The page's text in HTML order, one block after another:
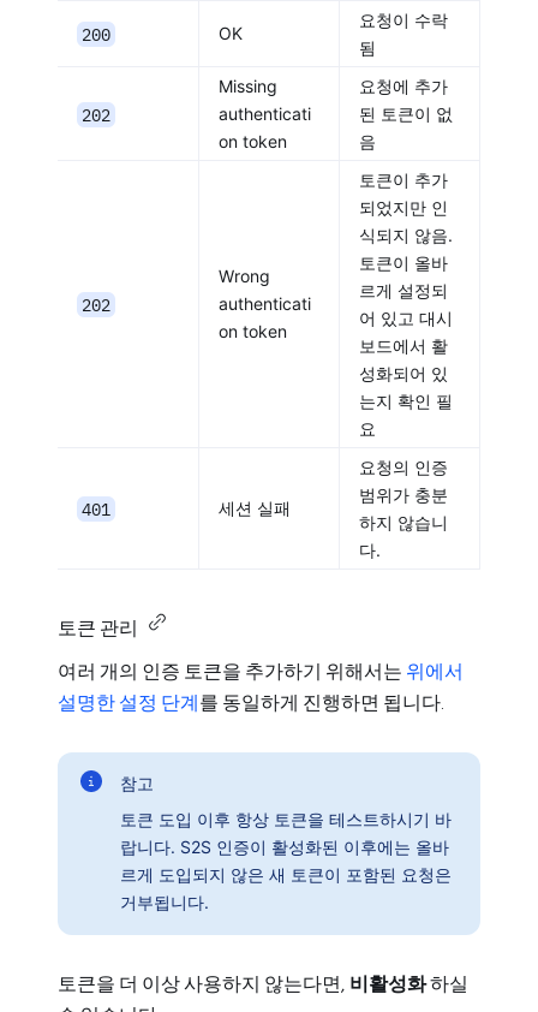
200 OK
요청이 수락
됨
202
Missing
authenticati
on token
요청에 추가
된 토큰이 없
음
202
Wrong
authenticati
on token
토큰이 추가
되었지만 인
식되지 않음.
토큰이 올바
르게 설정되
어 있고 대시
보드에서 활
성화되어 있
는지 확인 필
요
401 세션 실패
요청의 인증
범위가 충분
하지 않습니
다.
토큰 관리
여러 개의 인증 토큰을 추가하기 위해서는 위에서
설명한 설정 단계 를 동일하게 진행하면 됩니다.
참고
토큰 도입 이후 항상 토큰을 테스트하시기 바
랍니다. S2S 인증이 활성화된 이후에는 올바
르게 도입되지 않은 새 토큰이 포함된 요청은
거부됩니다.
토큰을 더 이상 사용하지 않는다면, 비활성화하실